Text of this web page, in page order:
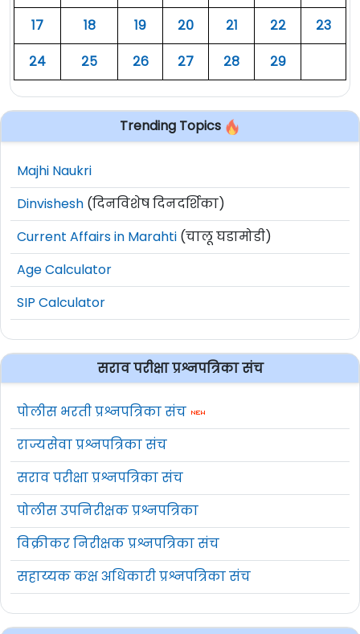
१७
१८ १९ २० २१ २२
२३
२४
२५ २६ २७ २८ २९
Trending Topics
Majhi Naukri
Dinvishesh (दिनविशेष दिनदर्शिका)
Current Affairs in Marahti (चालू घडामोडी)
Age Calculator
SIP Calculator
सराव परीक्षा प्रश्नपत्रिका संच
पोलीस भरती प्रश्नपत्रिका संच
राज्यसेवा प्रश्नपत्रिका संच
सराव परीक्षा प्रश्नपत्रिका संच
पोलीस उपनिरीक्षक प्रश्नपत्रिका
विक्रीकर निरीक्षक प्रश्नपत्रिका संच
सहाय्यक कक्ष अधिकारी प्रश्नपत्रिका संच